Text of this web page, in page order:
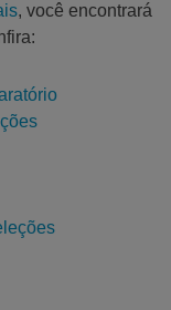
, você encontrará